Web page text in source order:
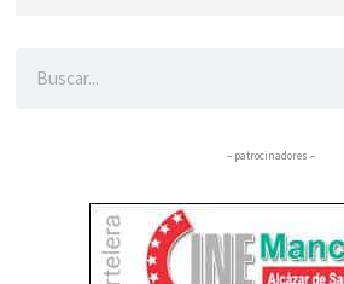
– patrocinadores –